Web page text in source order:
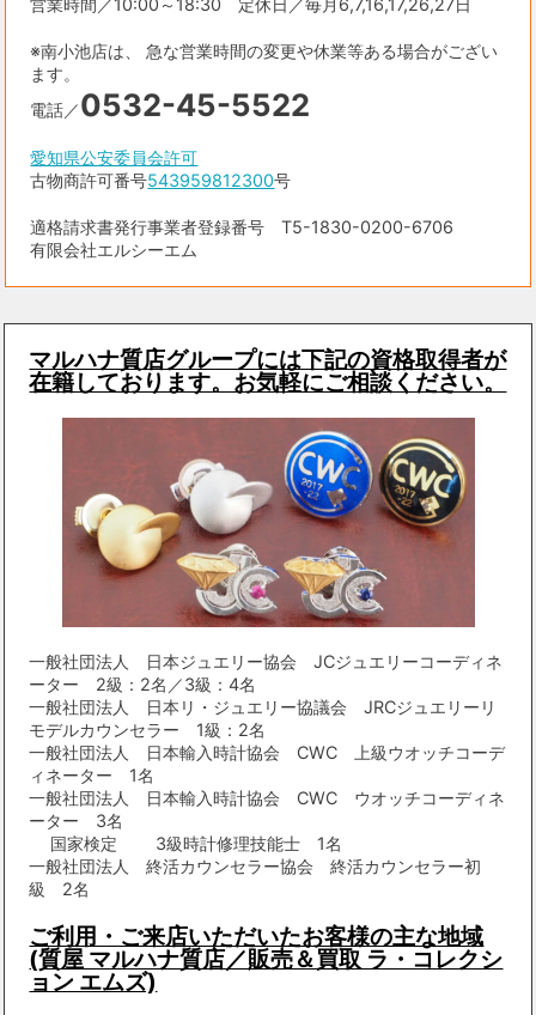
※南小池店は、 急な営業時間の変更や休業等ある場合がござい
ます。
電話／0532-45-5522
愛知県公安委員会許可
古物商許可番号543959812300号
適格請求書発行事業者登録番号 T5-1830-0200-6706
有限会社エルシーエム
マルハナ質店グループには下記の資格取得者が
在籍しております。お気軽にご相談ください。
一般社団法人 日本ジュエリー協会 JCジュエリーコーディネ
ーター 2級：2名／3級：4名
一般社団法人 日本リ・ジュエリー協議会 JRCジュエリーリ
モデルカウンセラー 1級：2名
一般社団法人 日本輸入時計協会 CWC 上級ウオッチコーデ
ィネーター 1名
一般社団法人 日本輸入時計協会 CWC ウオッチコーディネ
ーター 3名
国家検定 3級時計修理技能士 1名
一般社団法人 終活カウンセラー協会 終活カウンセラー初
級 2名
ご利用・ご来店いただいたお客様の主な地域
(質屋 マルハナ質店／販売＆買取 ラ・コレクシ
ョン エムズ)